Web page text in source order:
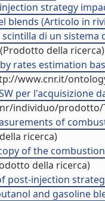
strategy
blends (Articolo in
di un
(Prodotto della ricerca)
rates estimation
www.cnr.it/
per l'acquisizione
individuo/prodotto/
of
ricerca)
of the
della ricerca)
post-injection
and gasoline